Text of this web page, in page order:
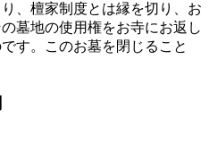
、檀家制度とは縁を切り、お
墓地の使用権をお寺にお返し
す。このお墓を閉じること